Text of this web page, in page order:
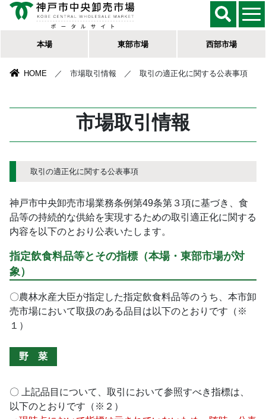
本場 東部市場 西部市場
HOME ／ 市場取引情報 ／ 取引の適正化に関する公表事項
市場取引情報
取引の適正化に関する公表事項
神戸市中央卸売市場業務条例第49条第３項に基づき、食
品等の持続的な供給を実現するための取引適正化に関する
内容を以下のとおり公表いたします。
指定飲食料品等とその指標（本場・東部市場が対
象）
〇農林水産大臣が指定した指定飲食料品等のうち、本市卸
売市場において取扱のある品目は以下のとおりです（※
１）
野 菜
〇 上記品目について、取引において参照すべき指標は、
以下のとおりです（※２）